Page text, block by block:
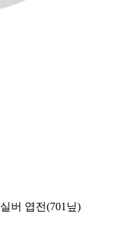
실버 엽전(701 닢)